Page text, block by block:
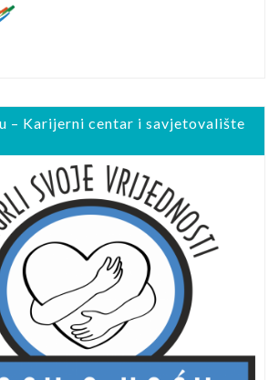
– Karijerni centar i savjetovalište